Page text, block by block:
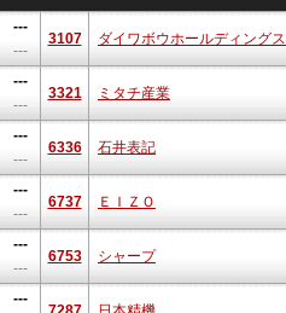
---
---
3107 ダイワボウホールディングス
---
---
3321 ミタチ産業
---
---
6336 石井表記
---
---
6737 ＥＩＺＯ
---
---
6753 シャープ
---